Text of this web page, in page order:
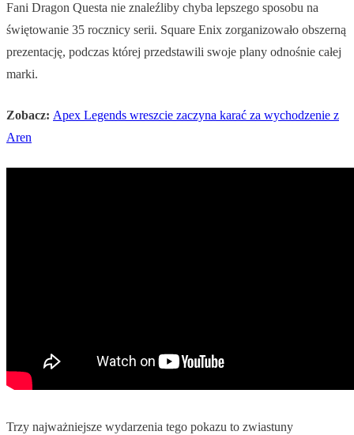
Fani Dragon Questa nie znaleźliby chyba lepszego sposobu na
świętowanie 35 rocznicy serii. Square Enix zorganizowało obszerną
prezentację, podczas której przedstawili swoje plany odnośnie całej
marki.
Zobacz: Apex Legends wreszcie zaczyna karać za wychodzenie z
Aren
Trzy najważniejsze wydarzenia tego pokazu to zwiastuny